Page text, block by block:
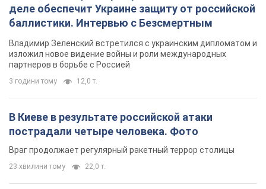
деле обеспечит Украине защиту от российской
баллистики. Интервью с Безсмертным
Владимир Зеленский встретился с украинским дипломатом и
изложил новое видение войны и роли международных
партнеров в борьбе с Россией
3 години тому 12,0 т.
В Киеве в результате российской атаки
пострадали четыре человека. Фото
Враг продолжает регулярный ракетный террор столицы
23 хвилини тому 22,0 т.